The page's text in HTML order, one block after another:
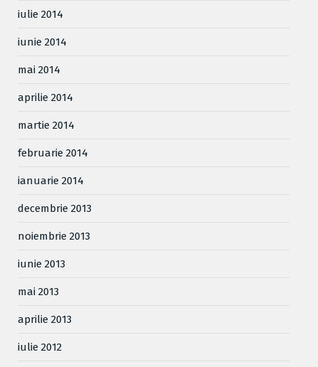
iulie 2014
iunie 2014
mai 2014
aprilie 2014
martie 2014
februarie 2014
ianuarie 2014
decembrie 2013
noiembrie 2013
iunie 2013
mai 2013
aprilie 2013
iulie 2012